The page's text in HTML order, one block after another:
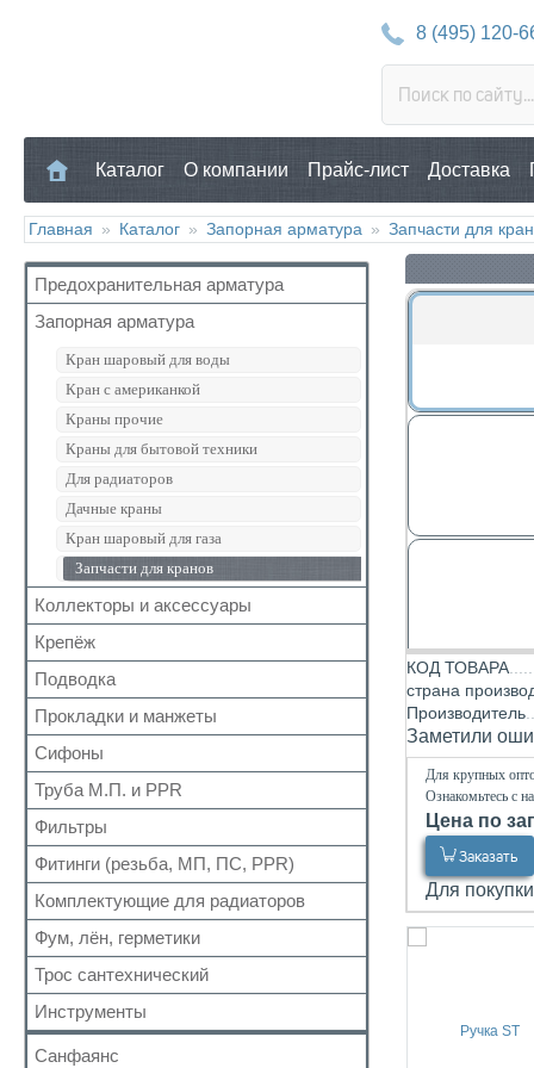
8 (495) 120-
Каталог О компании Прайс-лист Доставка
Главная » Каталог » Запорная арматура » Запчасти для
Предохранительная арматура
Воздухоотводчик
Клапан предохранительный
Манометр/Термометр
Обратный клапан
Поплавковый клапан
Регулятор давления
Кран Маевского
Группы безопасности
Запорная арматура
Кран шаровый для воды
Кран с американкой
Краны прочие
Краны для бытовой техники
Для радиаторов
Дачные краны
Кран шаровый для газа
Запчасти для кранов
Коллекторы и аксессуары
Аксессуары для коллекторов
Коллекторные группы
Коллекторы
Крепёж
Для труб
Для радиатора
Прочий
Подводка
Газ
Газ сильфон
Вода
Вода сильфон
Вода гигант
к смесителю
к смесителю сильфон
Медь
Шланги для стиральных и посудомоечных
машин
Прокладки и манжеты
Прокладки
Для радиаторов
Сальники
Манжеты для канализационных труб
Наборы
Сифоны
Выпуск
Донный клапан
Колено
Сифон
Обвязка для ванн
Трапы
Трубка
Гофра для сифона
Труба М.П. и PPR
Металлопластиковая
Полипропиленовая
Фильтры
Для обратного клапана
Косой
Прямой
Самопромывной
Другие
Фитинги (резьба, МП, ПС, PPR)
Резьбовые
Для МП труб
Для PPR труб
Для полотенцесушителей
Комплектующие для радиаторов
Наборы
Комплектующие
Краны Маевского
Кронштейны
Фум, лён, герметики
ФУМ
Нить
Лён
Трос сантехнический
Инструменты
Санфаянс
КОД ТОВАРА
страна
Производитель
Заметили
Для крупных
Ознакомьтесь с
Цена по
Заказать
Для